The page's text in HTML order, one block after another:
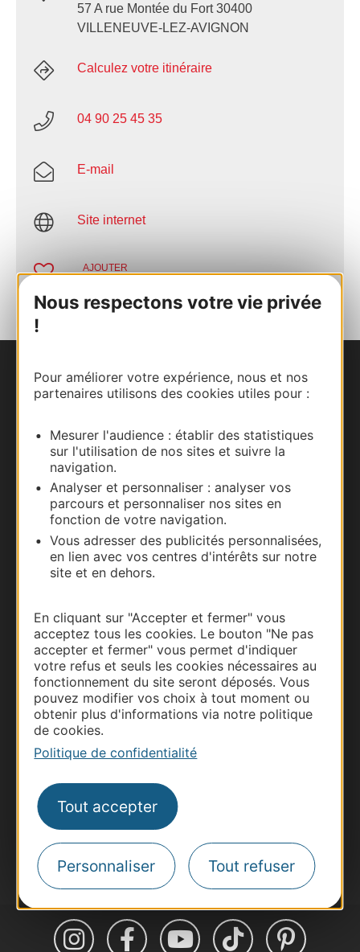
Nous respectons votre vie privée
!
Pour améliorer votre expérience, nous et nos
partenaires utilisons des cookies utiles pour :
Mesurer l'audience : établir des statistiques
sur l'utilisation de nos sites et suivre la
navigation.
Analyser et personnaliser : analyser vos
parcours et personnaliser nos sites en
fonction de votre navigation.
Vous adresser des publicités personnalisées,
en lien avec vos centres d'intérêts sur notre
site et en dehors.
En cliquant sur "Accepter et fermer" vous
acceptez tous les cookies. Le bouton "Ne pas
accepter et fermer" vous permet d'indiquer
votre refus et seuls les cookies nécessaires au
fonctionnement du site seront déposés. Vous
pouvez modifier vos choix à tout moment ou
obtenir plus d'informations via notre politique
de cookies.
Politique de confidentialité
Tout accepter
Personnaliser Tout refuser
57 A rue Montée du Fort 30400
VILLENEUVE-LEZ-AVIGNON
Calculez votre itinéraire
04 90 25 45 35
E-mail
Site internet
AJOUTER
AU CARNET
Nous contacter
Documentation
Thermalisme
Business/Mice
Pros d'Occitanie
Site presse et d'influence
Voyagistes
Inscrivez-vous à la lettre d'information
Destination Occitanie pour recevoir des
suggestions de séjours, de visites et de sorties.
Je m'abonne